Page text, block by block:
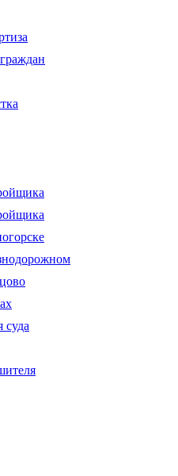
суда